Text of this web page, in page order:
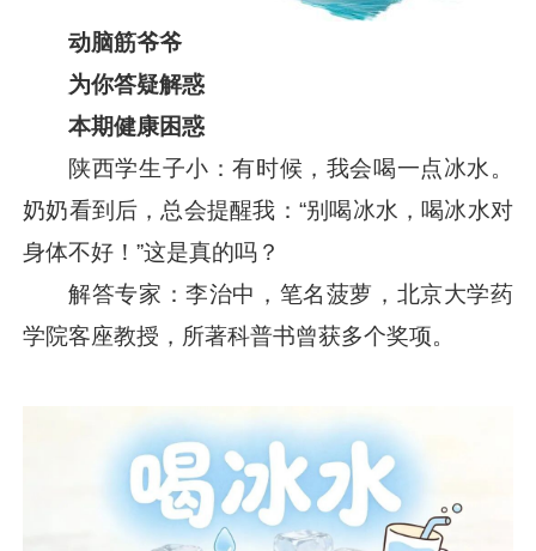
动脑筋爷爷
为你答疑解惑
本期健康困惑
陕西学生子小：有时候，我会喝一点冰水。
奶奶看到后，总会提醒我：“别喝冰水，喝冰水对
身体不好！”这是真的吗？
解答专家：李治中，笔名菠萝，北京大学药
学院客座教授，所著科普书曾获多个奖项。